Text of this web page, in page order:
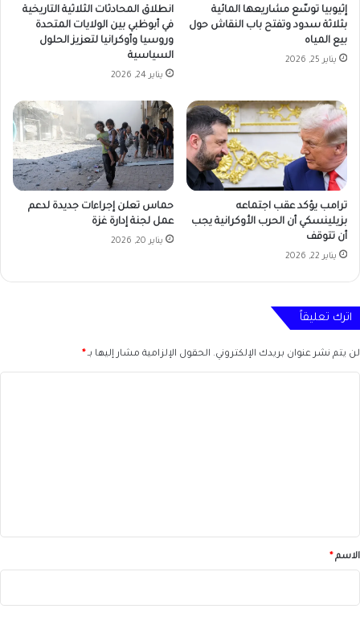
إثيوبيا توسّع مشاريعها المائية
بثلاثة سدود وتفتح باب النقاش حول
بيع المياه
يناير 25, 2026
انطلاق المحادثات الثلاثية التاريخية
في أبوظبي بين الولايات المتحدة
وروسيا وأوكرانيا لتعزيز الحلول
السياسية
يناير 24, 2026
ترامب يؤكد عقب اجتماعه
بزيلينسكي أن الحرب الأوكرانية يجب
أن تتوقف
يناير 22, 2026
حماس تعلن إجراءات جديدة لدعم
عمل لجنة إدارة غزة
يناير 20, 2026
اترك تعليقاً
لن يتم نشر عنوان بريدك الإلكتروني. الحقول الإلزامية مشار إليها بـ*
*الاسم*